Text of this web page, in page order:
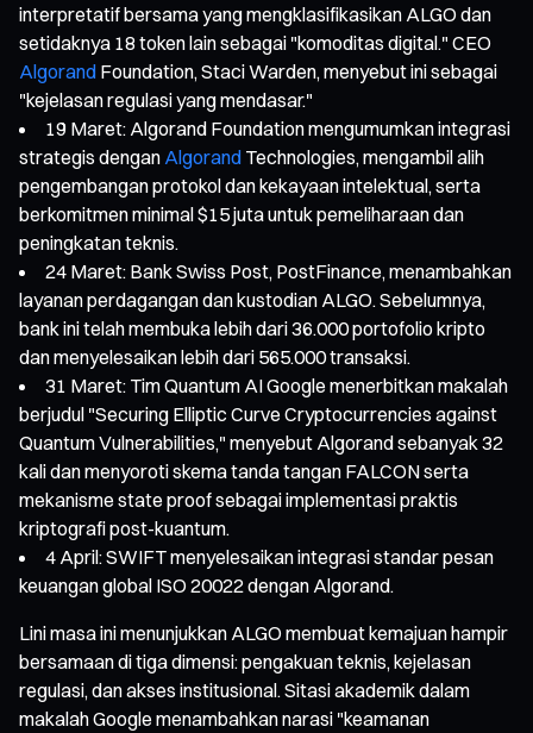
interpretatif bersama yang mengklasifikasikan ALGO dan
setidaknya 18 token lain sebagai "komoditas digital." CEO
Algorand Foundation, Staci Warden, menyebut ini sebagai
"kejelasan regulasi yang mendasar."
19 Maret: Algorand Foundation mengumumkan integrasi
strategis dengan Algorand Technologies, mengambil alih
pengembangan protokol dan kekayaan intelektual, serta
berkomitmen minimal $15 juta untuk pemeliharaan dan
peningkatan teknis.
24 Maret: Bank Swiss Post, PostFinance, menambahkan
layanan perdagangan dan kustodian ALGO. Sebelumnya,
bank ini telah membuka lebih dari 36.000 portofolio kripto
dan menyelesaikan lebih dari 565.000 transaksi.
31 Maret: Tim Quantum AI Google menerbitkan makalah
berjudul "Securing Elliptic Curve Cryptocurrencies against
Quantum Vulnerabilities," menyebut Algorand sebanyak 32
kali dan menyoroti skema tanda tangan FALCON serta
mekanisme state proof sebagai implementasi praktis
kriptografi post-kuantum.
4 April: SWIFT menyelesaikan integrasi standar pesan
keuangan global ISO 20022 dengan Algorand.
Lini masa ini menunjukkan ALGO membuat kemajuan hampir
bersamaan di tiga dimensi: pengakuan teknis, kejelasan
regulasi, dan akses institusional. Sitasi akademik dalam
makalah Google menambahkan narasi "keamanan